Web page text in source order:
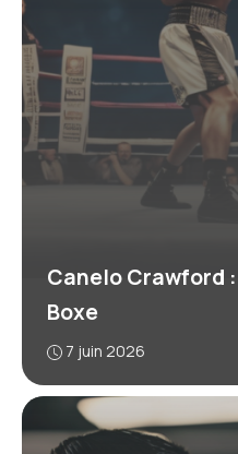
Canelo Crawford
Boxe
7 juin 2026